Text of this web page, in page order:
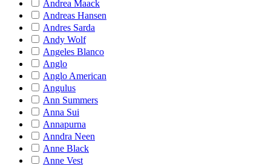
Andrea Maack
Andreas Hansen
Andres Sarda
Andy Wolf
Angeles Blanco
Anglo
Anglo American
Angulus
Ann Summers
Anna Sui
Annapurna
Anndra Neen
Anne Black
Anne Vest